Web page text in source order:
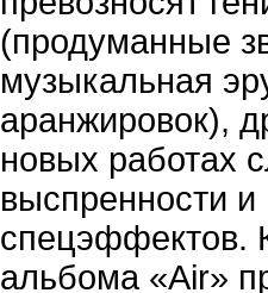
(продуманные
музыкальная
аранжировок),
новых работах
выспренности
спецэффектов.
альбома «Air»